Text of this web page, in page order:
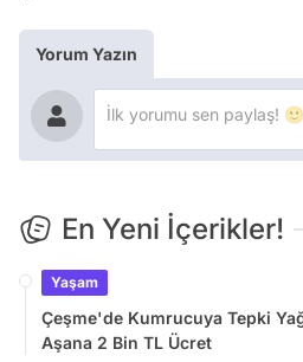
Yorum Yazın
En Yeni İçerikler!
Yaşam
Çeşme'de Kumrucuya Tepki
Aşana 2 Bin TL Ücret